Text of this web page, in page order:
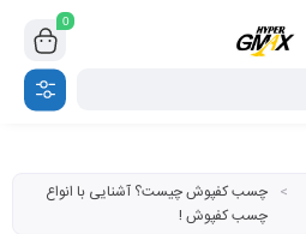
0
> چسب کفپوش چیست؟ آشنایی با انواع
چسب کفپوش !